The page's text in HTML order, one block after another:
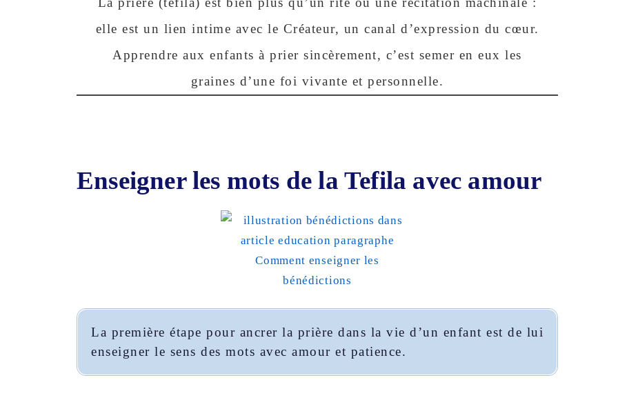
elle est un lien intime avec le Créateur, un canal d’expression du cœur.
Apprendre aux enfants à prier sincèrement, c’est semer en eux les
graines d’une foi vivante et personnelle.
Enseigner les mots de la Tefila avec amour
La première étape pour ancrer la prière dans la vie d’un enfant est de lui
enseigner le sens des mots avec amour et patience.